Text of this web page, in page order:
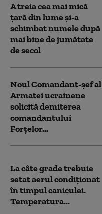
A treia cea mai mică
țară din lume și-a
schimbat numele după
mai bine de jumătate
de secol
Noul Comandant-șef al
Armatei ucrainene
solicită demiterea
comandantului
Forțelor...
La câte grade trebuie
setat aerul condiționat
în timpul caniculei.
Temperatura...